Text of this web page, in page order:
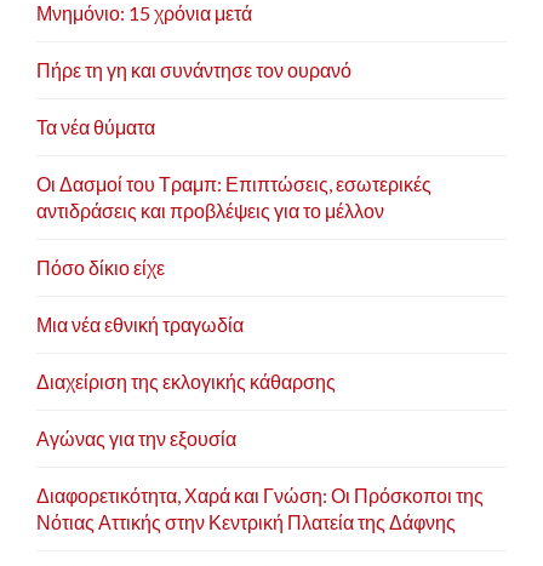
Μνημόνιο: 15 χρόνια μετά
Πήρε τη γη και συνάντησε τον ουρανό
Τα νέα θύματα
Οι Δασμοί του Τραμπ: Επιπτώσεις, εσωτερικές
αντιδράσεις και προβλέψεις για το μέλλον
Πόσο δίκιο είχε
Μια νέα εθνική τραγωδία
Διαχείριση της εκλογικής κάθαρσης
Αγώνας για την εξουσία
Διαφορετικότητα, Χαρά και Γνώση: Οι Πρόσκοποι της
Νότιας Αττικής στην Κεντρική Πλατεία της Δάφνης